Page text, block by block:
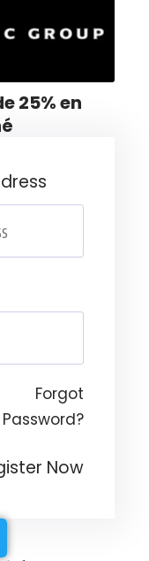
25% en
Forgot
Password?
Now